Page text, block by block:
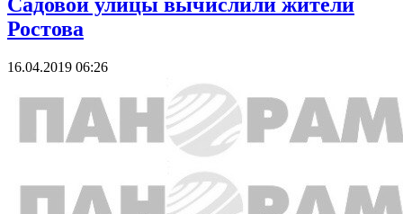
Ростова
16.04.2019 06:26